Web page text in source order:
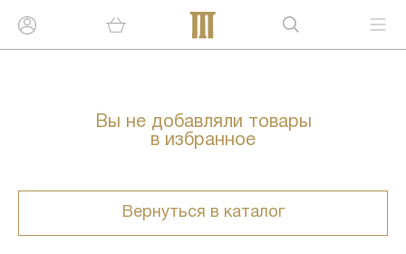
Вы не добавляли товары
в избранное
Вернуться в каталог